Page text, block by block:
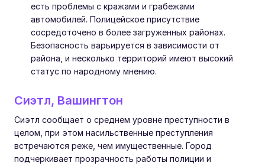
есть проблемы с кражами и грабежами
автомобилей. Полицейское присутствие
сосредоточено в более загруженных районах.
Безопасность варьируется в зависимости от
района, и несколько территорий имеют высокий
статус по народному мнению.
Сиэтл, Вашингтон
Сиэтл сообщает о среднем уровне преступности в
целом, при этом насильственные преступления
встречаются реже, чем имущественные. Город
подчеркивает прозрачность работы полиции и